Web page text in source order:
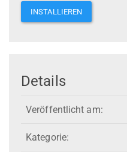
INSTALLIEREN
Details
Veröffentlicht am:
Kategorie: